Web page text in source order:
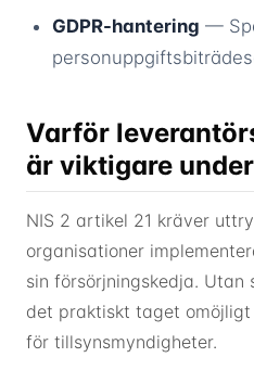
GDPR-hantering —
Varför
är viktigare
NIS 2 artikel 21 kräver
organisationer
sin försörjningskedja.
det praktiskt taget
för tillsynsmyndigheter.